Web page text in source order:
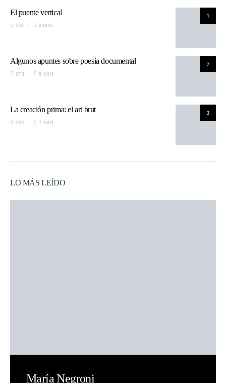
1
El puente vertical
128 8 MIN
2
Algunos apuntes sobre poesía documental
278 5 MIN
3
La creación prima: el art brut
292 7 MIN
LO MÁS LEÍDO
María Negroni